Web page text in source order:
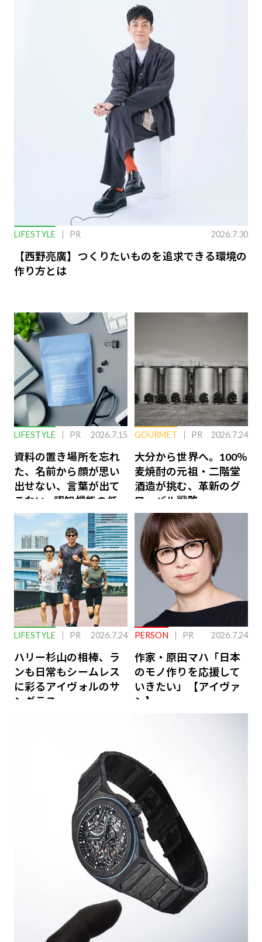
LIFESTYLE PR 2026.7.30
【西野亮廣】つくりたいものを追求できる環境の
作り方とは
LIFESTYLE PR 2026.7.15
資料の置き場所を忘れ
た、名前から顔が思い
出せない、言葉が出て
こない…認知機能の低
下を救う、脳のインナ
ーケアとは
GOURMET PR 2026.7.24
大分から世界へ。100％
麦焼酎の元祖・二階堂
酒造が挑む、革新のグ
ローバル戦略
LIFESTYLE PR 2026.7.24
ハリー杉山の相棒、ラ
ンも日常もシームレス
に彩るアイヴォルのサ
ングラス
PERSON PR 2026.7.24
作家・原田マハ「日本
のモノ作りを応援して
いきたい」【アイヴァ
ン】